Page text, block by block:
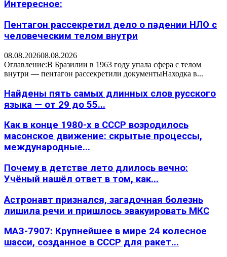
Интересное:
Пентагон рассекретил дело о падении НЛО с
человеческим телом внутри
08.08.202608.08.2026
Оглавление:В Бразилии в 1963 году упала сфера с телом
внутри — пентагон рассекретили документыНаходка в...
Найдены пять самых длинных слов русского
языка — от 29 до 55...
Как в конце 1980-х в СССР возродилось
масонское движение: скрытые процессы,
международные...
Почему в детстве лето длилось вечно:
Учёный нашёл ответ в том, как...
Астронавт признался, загадочная болезнь
лишила речи и пришлось эвакуировать МКС
МАЗ-7907: Крупнейшее в мире 24 колесное
шасси, созданное в СССР для ракет...